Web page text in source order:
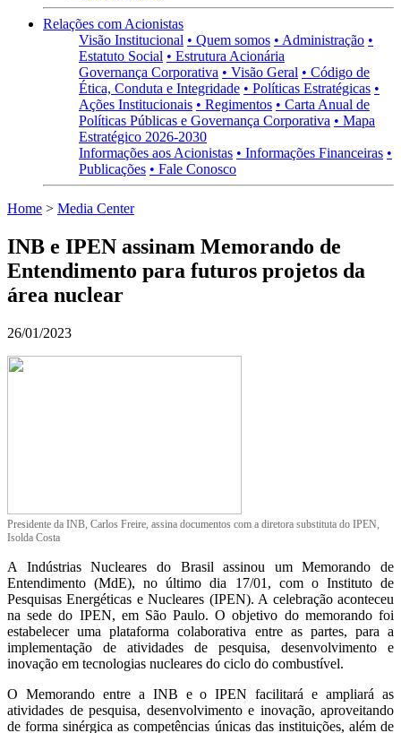
Relações com Acionistas
Visão Institucional • Quem somos • Administração •
Estatuto Social • Estrutura Acionária
Governança Corporativa • Visão Geral • Código de
Ética, Conduta e Integridade • Políticas Estratégicas •
Ações Institucionais • Regimentos • Carta Anual de
Políticas Públicas e Governança Corporativa • Mapa
Estratégico 2026-2030
Informações aos Acionistas • Informações Financeiras •
Publicações • Fale Conosco
Home > Media Center
INB e IPEN assinam Memorando de
Entendimento para futuros projetos da
área nuclear
26/01/2023
Presidente da INB, Carlos Freire, assina documentos com a diretora substituta do IPEN,
Isolda Costa
A Indústrias Nucleares do Brasil assinou um Memorando de
Entendimento (MdE), no último dia 17/01, com o Instituto de
Pesquisas Energéticas e Nucleares (IPEN). A celebração aconteceu
na sede do IPEN, em São Paulo. O objetivo do memorando foi
estabelecer uma plataforma colaborativa entre as partes, para a
implementação de atividades de pesquisa, desenvolvimento e
inovação em tecnologias nucleares do ciclo do combustível.
O Memorando entre a INB e o IPEN facilitará e ampliará as
atividades de pesquisa, desenvolvimento e inovação, aproveitando
de forma sinérgica as competências únicas das instituições, além de